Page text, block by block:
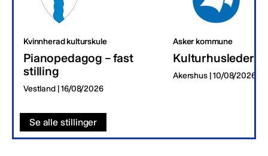
Kvinnherad kulturskule
Pianopedagog – fast
stilling
Vestland | 16/08/2026
Asker kommune
Kulturhusleder
Akershus | 10/08/2026
Se alle stillinger